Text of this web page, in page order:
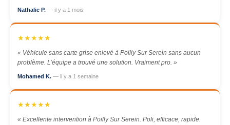
Nathalie P. — il y a 1 mois
★★★★★
« Véhicule sans carte grise enlevé à Poilly Sur Serein sans aucun
problème. L’équipe a trouvé une solution. Vraiment pro. »
Mohamed K. — il y a 1 semaine
★★★★★
« Excellente intervention à Poilly Sur Serein. Poli, efficace, rapide.